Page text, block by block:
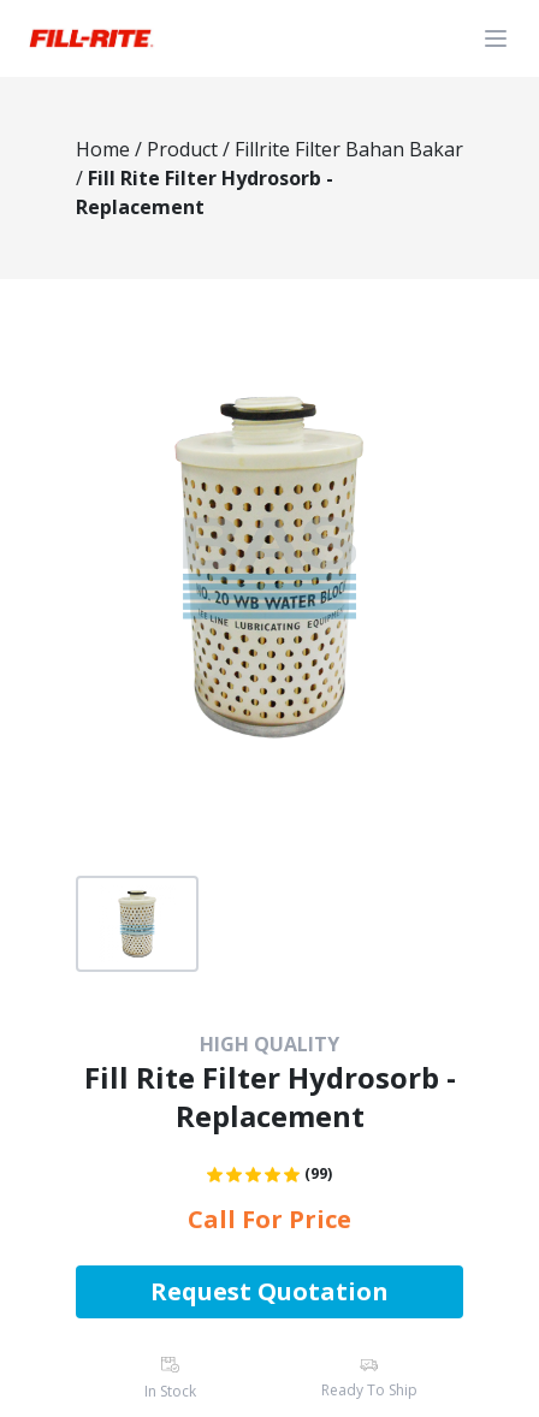
Home / Product/ Fillrite Filter Bahan Bakar
/ Fill Rite Filter Hydrosorb -
Replacement
HIGH QUALITY
Fill Rite Filter Hydrosorb -
Replacement
(99)
Call For Price
Request Quotation
In Stock Ready To Ship